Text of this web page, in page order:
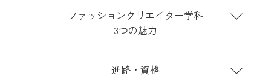
キャンパスライフ
入試情報
ファッションクリエイター学科
3つの魅力
進路・資格